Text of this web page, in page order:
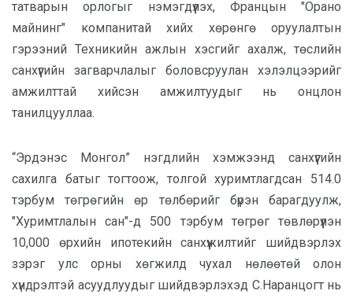
татварын орлогыг нэмэгдүүлэх, Францын "Орано
майнинг" компанитай хийх хөрөнгө оруулалтын
гэрээний Техникийн ажлын хэсгийг ахалж, төслийн
санхүүгийн загварчлалыг боловсруулан хэлэлцээрийг
амжилттай хийсэн амжилтуудыг нь онцлон
танилцууллаа.
“Эрдэнэс Монгол” нэгдлийн хэмжээнд санхүүгийн
сахилга батыг тогтоож, толгой хуримтлагдсан 514.0
тэрбум төгрөгийн өр төлбөрийг бүрэн барагдуулж,
"Хуримтлалын сан"-д 500 тэрбум төгрөг төвлөрүүлэн
10,000 өрхийн ипотекийн санхүүжилтийг шийдвэрлэх
зэрэг улс орны хөгжилд чухал нөлөөтөй олон
хүндрэлтэй асуудлуудыг шийдвэрлэхэд С.Наранцогт нь